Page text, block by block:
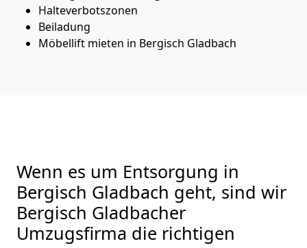
Halteverbotszonen
Beiladung
Möbellift mieten in Bergisch Gladbach
Wenn es um Entsorgung in
Bergisch Gladbach geht, sind wir
Bergisch Gladbacher
Umzugsfirma die richtigen